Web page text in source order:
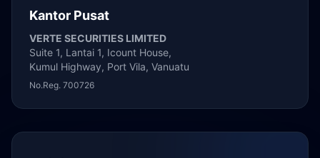
Kantor Pusat
VERTE SECURITIES LIMITED
Suite 1, Lantai 1, Icount House,
Kumul Highway, Port Vila, Vanuatu
No.Reg. 700726